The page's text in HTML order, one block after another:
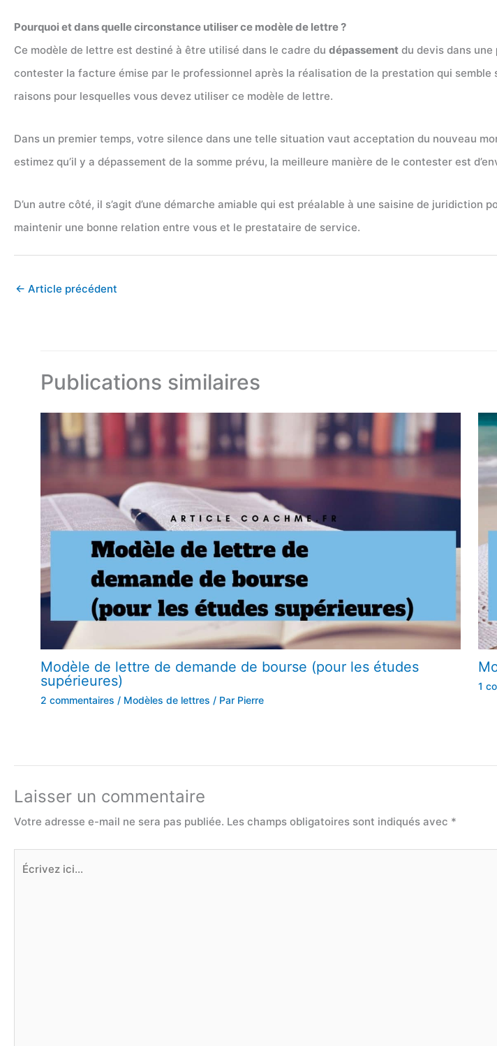
Pourquoi et dans quelle circonstance utiliser ce modèle de lettre ?
Ce modèle de lettre est destiné à être utilisé dans le cadre du dépassement du devis dans une
contester la facture émise par le professionnel après la réalisation de la prestation qui
raisons pour lesquelles vous devez utiliser ce modèle de lettre.
Dans un premier temps, votre silence dans une telle situation vaut acceptation du nouveau
estimez qu’il y a dépassement de la somme prévu, la meilleure manière de le contester est
D’un autre côté, il s’agit d’une démarche amiable qui est préalable à une saisine de
maintenir une bonne relation entre vous et le prestataire de service.
← Article précédent
Publications similaires
Modèle de lettre de demande de bourse (pour les études
supérieures)
2 commentaires / Modèles de lettres / Par Pierre
1
Laisser un commentaire
Votre adresse e-mail ne sera pas publiée. Les champs obligatoires sont indiqués avec *
Écrivez